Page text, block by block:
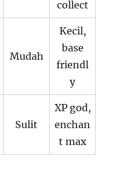
collect
Mudah
Kecil,
base
friendl
y
Sulit
XP god,
enchan
t max